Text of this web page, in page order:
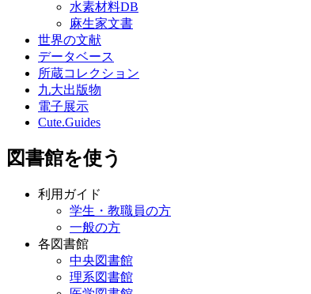
水素材料DB
麻生家文書
世界の文献
データベース
所蔵コレクション
九大出版物
電子展示
Cute.Guides
図書館を使う
利用ガイド
学生・教職員の方
一般の方
各図書館
中央図書館
理系図書館